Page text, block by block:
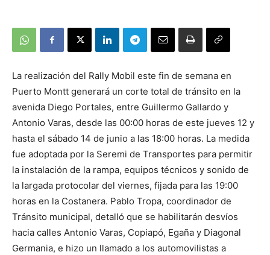
La realización del Rally Mobil este fin de semana en
Puerto Montt generará un corte total de tránsito en la
avenida Diego Portales, entre Guillermo Gallardo y
Antonio Varas, desde las 00:00 horas de este jueves 12 y
hasta el sábado 14 de junio a las 18:00 horas. La medida
fue adoptada por la Seremi de Transportes para permitir
la instalación de la rampa, equipos técnicos y sonido de
la largada protocolar del viernes, fijada para las 19:00
horas en la Costanera. Pablo Tropa, coordinador de
Tránsito municipal, detalló que se habilitarán desvíos
hacia calles Antonio Varas, Copiapó, Egaña y Diagonal
Germania, e hizo un llamado a los automovilistas a